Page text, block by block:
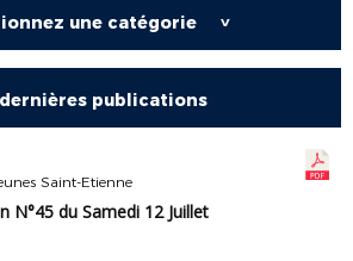
une catégorie >
dernières publications
Saint-Etienne
N°45 du Samedi 12 Juillet